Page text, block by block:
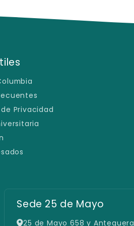
Privacidad
Sede 25 de Mayo
25 de Mayo 658 y Antequera